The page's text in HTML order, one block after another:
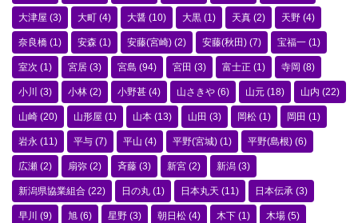
大津屋 (3) 大町 (4) 大醤 (10) 大黒 (1) 天真 (2) 天野 (4)
奈良橋 (1) 安森 (1) 安藤(宮崎) (2) 安藤(秋田) (7) 宝福一 (1)
室次 (1) 宮居 (3) 宮島 (94) 宮田 (3) 富士正 (1) 寺岡 (8)
小川 (3) 小林 (2) 小野甚 (4) 山さきや (6) 山元 (18) 山内 (22)
山崎 (20) 山形屋 (1) 山本 (13) 山田 (3) 岡松 (1) 岡田 (1)
岩永 (11) 平与 (7) 平山 (4) 平野(宮城) (1) 平野(島根) (6)
広瀬 (2) 扇弥 (2) 斉藤 (3) 新宮 (2) 新潟 (3)
新潟県協業組合 (22) 日の丸 (1) 日本丸天 (11) 日本伝承 (3)
早川 (9) 旭 (6) 星野 (3) 朝日松 (4) 木下 (1) 木場 (5)